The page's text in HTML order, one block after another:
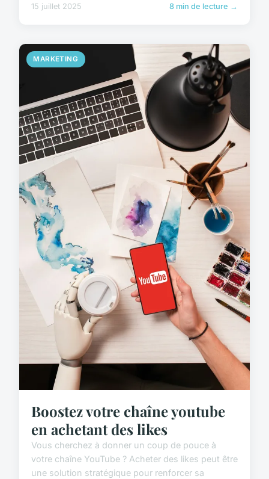
15 juillet 2025 8 min de lecture →
MARKETING
Boostez votre chaîne youtube
en achetant des likes
Vous cherchez à donner un coup de pouce à
votre chaîne YouTube ? Acheter des likes peut être
une solution stratégique pour renforcer sa